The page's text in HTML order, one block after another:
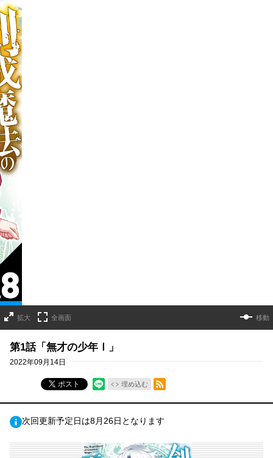
拡大 全画面 移動
第1話「無才の少年Ⅰ」
2022年09月14日
ポスト 埋め込む
RSSフィード
次回更新予定日は8月26日となります